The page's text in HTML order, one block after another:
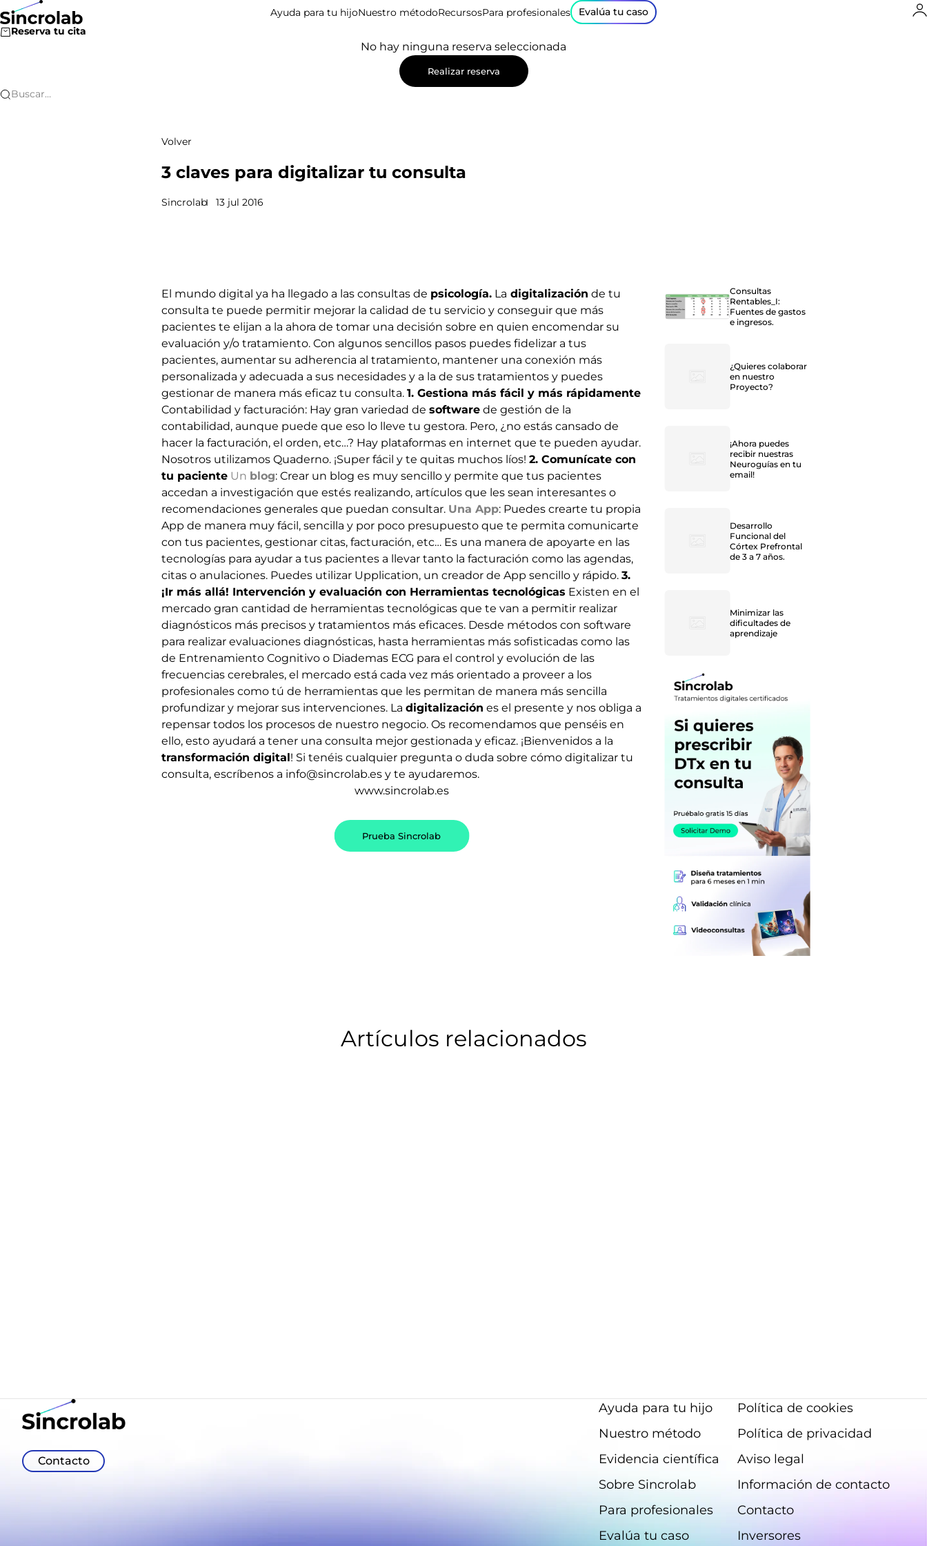
Ir al contenido
Sincrolab Ayuda para tu hijoNuestro métodoRecursosPara profesionales Evalúa tu caso
Reserva tu cita
No hay ninguna reserva seleccionada
Realizar reserva
Buscar…
Volver
3 claves para digitalizar tu consulta
Sincrolab 13 jul 2016
El mundo digital ya ha llegado a las consultas de psicología.La digitalización de tu
consulta te puede permitir mejorar la calidad de tu servicio y conseguir que más
pacientes te elijan a la ahora de tomar una decisión sobre en quien encomendar su
evaluación y/o tratamiento. Con algunos sencillos pasos puedes fidelizar a tus
pacientes, aumentar su adherencia al tratamiento, mantener una conexión más
personalizada y adecuada a sus necesidades y a la de sus tratamientos y puedes
gestionar de manera más eficaz tu consulta. 1. Gestiona más fácil y más rápidamente
Contabilidad y facturación: Hay gran variedad de softwarede gestión de la
contabilidad, aunque puede que eso lo lleve tu gestora. Pero, ¿no estás cansado de
hacer la facturación, el orden, etc…? Hay plataformas en internet que te pueden ayudar.
Nosotros utilizamos Quaderno. ¡Super fácil y te quitas muchos l íos! 2. Comunícate con
tu paciente Un blog: Crear un blog es muy sencillo y permite que tus pacientes
accedan a investigación que estés realizando, artículos que les sean interesantes o
recomendaciones generales que puedan consultar. Una App: Puedes crearte tu propia
App de manera muy fácil, sencilla y por poco presupuesto que te permita comunicarte
con tus pacientes, gestionar citas, facturación, etc… Es una manera de apoyarte en las
tecnologías para ayudar a tus pacientes a llevar tanto la facturación como las agendas,
citas o anulaciones. Puedes utilizar Upplication, un creador de App sencillo y rápido. 3.
¡Ir más allá! Intervención y evaluación con Herramientas tecnológicas Existen en el
mercado gran cantidad de herramientas tecnol ógicas que te van a permitir realizar
diagnósticos más precisos y tratamientos más eficaces. Desde métodos con software
para realizar evaluaciones diagnósticas, hasta herramientas más sofisticadas como las
de Entrenamiento Cognitivoo Diademas ECG para el control y evolución de las
frecuencias cerebrales, el mercado está cada vez más orientado a proveer a los
profesionales como tú de herramientas que les permitan de manera más sencilla
profundizar y mejorar sus intervenciones. La digitalización es el presente y nos obliga a
repensar todos los procesos de nuestro negocio. Os recomendamos que penséis en
ello, esto ayudará a tener una consulta mejor gestionada y eficaz.¡Bienvenidos a la
transformación digital! Si tenéis cualquier pregunta o duda sobre cómo digitalizar tu
consulta, escríbenos a info@sincrolab.es y te ayudaremos.
www.sincrolab.es
Prueba Sincrolab
Consultas
Rentables_I:
Fuentes de gastos
e ingresos.
¿Quieres colaborar
en nuestro
Proyecto?
¡Ahora puedes
recibir nuestras
Neuroguías en tu
email!
Desarrollo
Funcional del
Córtex Prefrontal
de 3 a 7 años.
Minimizar las
dificultades de
aprendizaje
Artículos relacionados
Contacto
Ayuda para tu hijo
Nuestro método
Evidencia científica
Sobre Sincrolab
Para profesionales
Evalúa tu caso
Política de cookies
Política de privacidad
Aviso legal
Información de contacto
Contacto
Inversores